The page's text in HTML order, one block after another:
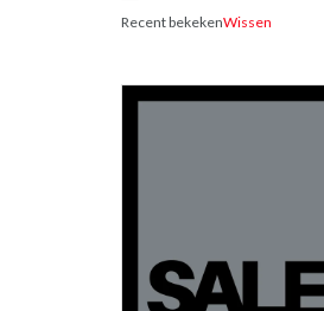
Recent bekekenWissen